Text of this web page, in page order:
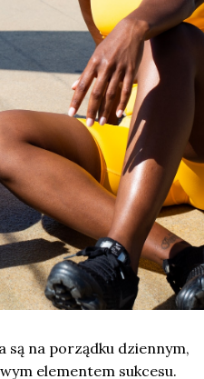
są na porządku dziennym,
elementem sukcesu.